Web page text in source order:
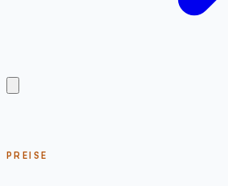
PREISE